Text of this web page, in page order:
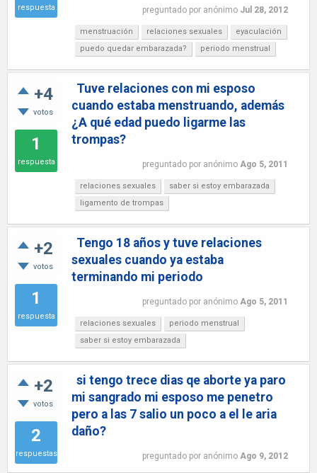
respuesta preguntado por anónimo Jul 28, 2012
menstruación relaciones sexuales
eyaculación
puedo quedar embarazada?
periodo menstrual
+4
votos
1
respuesta
Tuve relaciones con mi esposo
cuando estaba menstruando, además
¿A qué edad puedo ligarme las
trompas?
preguntado por anónimo Ago 5, 2011
relaciones sexuales
saber si estoy embarazada
ligamento de trompas
+2
votos
1
respuesta
Tengo 18 años y tuve relaciones
sexuales cuando ya estaba
terminando mi periodo
preguntado por anónimo Ago 5, 2011
relaciones sexuales
periodo menstrual
saber si estoy embarazada
+2
votos
2
respuestas
si tengo trece dias qe aborte ya paro
mi sangrado mi esposo me penetro
pero a las 7 salio un poco a el le aria
daño?
preguntado por anónimo Ago 9, 2012